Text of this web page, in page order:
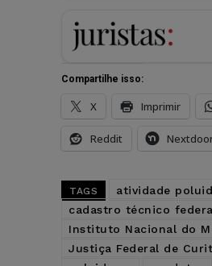
Compartilhe isso:
X Imprimir
Reddit
TAGS atividade
cadastro técnico
Instituto Nacional do
Justiça Federal de